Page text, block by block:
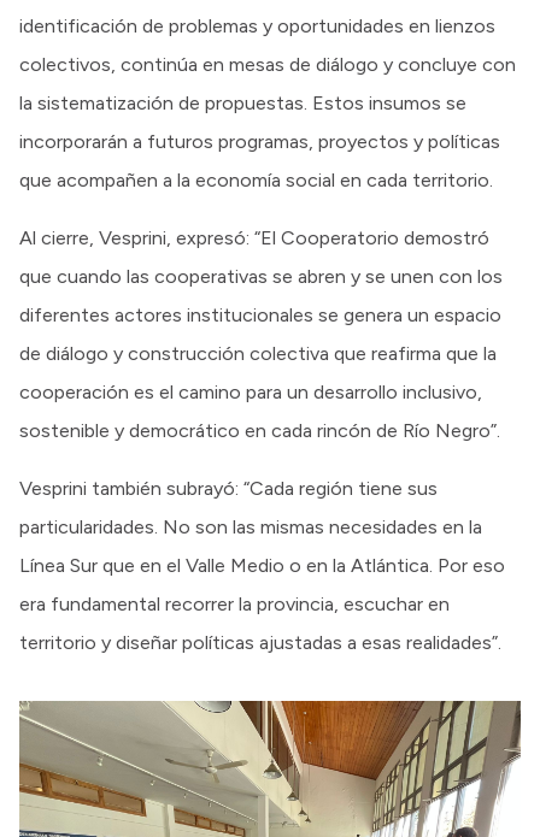
identificación de problemas y oportunidades en lienzos
colectivos, continúa en mesas de diálogo y concluye con
la sistematización de propuestas. Estos insumos se
incorporarán a futuros programas, proyectos y políticas
que acompañen a la economía social en cada territorio.
Al cierre, Vesprini, expresó: “El Cooperatorio demostró
que cuando las cooperativas se abren y se unen con los
diferentes actores institucionales se genera un espacio
de diálogo y construcción colectiva que reafirma que la
cooperación es el camino para un desarrollo inclusivo,
sostenible y democrático en cada rincón de Río Negro”.
Vesprini también subrayó: “Cada región tiene sus
particularidades. No son las mismas necesidades en la
Línea Sur que en el Valle Medio o en la Atlántica. Por eso
era fundamental recorrer la provincia, escuchar en
territorio y diseñar políticas ajustadas a esas realidades”.